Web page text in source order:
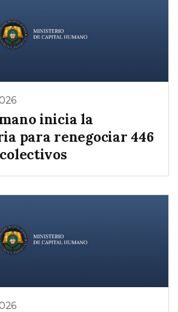
inicia la
para renegociar 446